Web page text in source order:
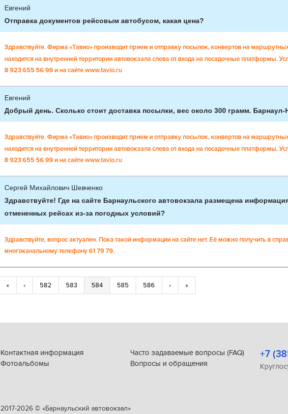
Евгений
Отправка документов рейсовым автобусом, какая цена?
Здравствуйте. Фирма «Тавио» производит прием и отправку посылок, конвертов на
находится на внутренней территории автовокзала слева от входа на посадочные платформы.
8 923 655 56 99 и на сайте www.tavio.ru
Евгений
Добрый день. Сколько стоит доставка посылки, вес около 300 грамм.
Здравствуйте. Фирма «Тавио» производит прием и отправку посылок, конвертов на
находится на внутренней территории автовокзала слева от входа на посадочные платформы.
8 923 655 56 99 и на сайте www.tavio.ru
Сергей Михайлович Шевченко
Здравствуйте! Где на сайте Барнаульского автовокзала размещена
отмененных рейсах из-за погодных условий?
Здравствуйте, вопрос актуален. Пока такой информации на сайте нет. Её можно получить в
многоканальному телефону 61 79 79.
« ‹ 582 583 584 585 586 › »
Контактная информация
Фотоальбомы
Часто задаваемые вопросы (FAQ)
Вопросы и обращения
+7
2017-2026 © «Барнаульский автовокзал»